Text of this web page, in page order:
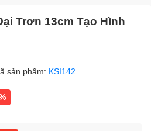
Trơn 13cm Tạo Hình
sản phẩm: KSI142